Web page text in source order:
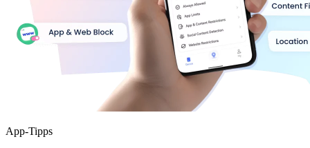
App-Tipps